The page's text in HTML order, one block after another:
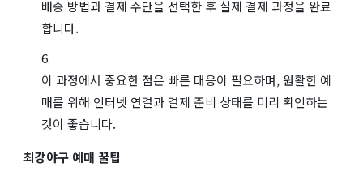
배송 방법과 결제 수단을 선택한 후 실제 결제 과정을 완료
합니다.
이 과정에서 중요한 점은 빠른 대응이 필요하며, 원활한 예
매를 위해 인터넷 연결과 결제 준비 상태를 미리 확인하는
것이 좋습니다.
최강야구 예매 꿀팁